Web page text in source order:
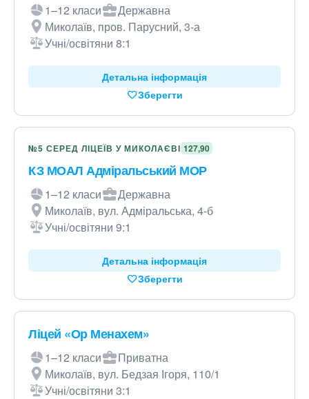
1–12 класи
Державна
Миколаїв, пров. Парусний, 3-а
Учні/освітяни 8:1
Детальна інформація
Зберегти
№5 СЕРЕД ЛІЦЕЇВ У МИКОЛАЄВІ 127,90
КЗ МОАЛ Адміральський МОР
1–12 класи
Державна
Миколаїв, вул. Адміральська, 4-б
Учні/освітяни 9:1
Детальна інформація
Зберегти
Ліцей «Ор Менахем»
1–12 класи
Приватна
Миколаїв, вул. Бедзая Ігоря, 110/1
Учні/освітяни 3:1